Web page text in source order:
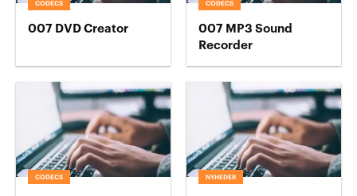
CODECS
007 DVD Creator
CODECS
007 MP3 Sound
Recorder
CODECS NYHEDER